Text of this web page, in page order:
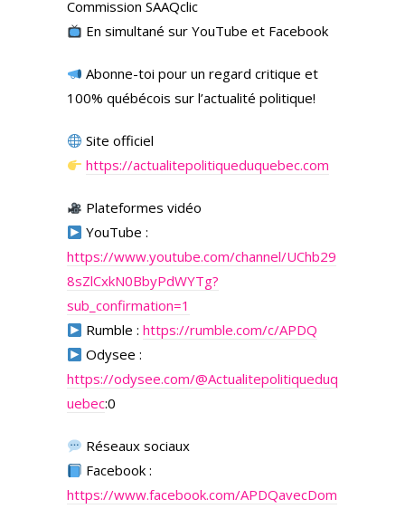
Commission SAAQclic
En simultané sur YouTube et Facebook
Abonne-toi pour un regard critique et
100% québécois sur l’actualité politique!
Site officiel
https://actualitepolitiqueduquebec.com
Plateformes vidéo
YouTube :
https://www.youtube.com/channel/UChb29
8sZlCxkN0BbyPdWYTg?
sub_confirmation=1
Rumble :https://rumble.com/c/APDQ
Odysee :
https://odysee.com/@Actualitepolitiqueduq
uebec:0
Réseaux sociaux
Facebook :
https://www.facebook.com/APDQavecDom